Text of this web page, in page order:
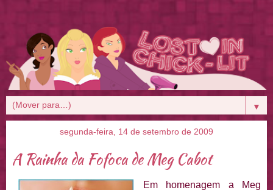
▼
segunda-feira, 14 de setembro de 2009
A Rainha da Fofoca de Meg Cabot
Em homenagem a Meg